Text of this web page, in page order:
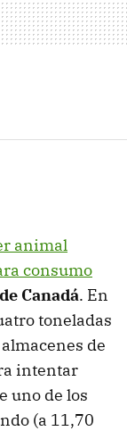
animal
consumo
Canadá. En
toneladas
de
intentar
uno de los
(a 11,70